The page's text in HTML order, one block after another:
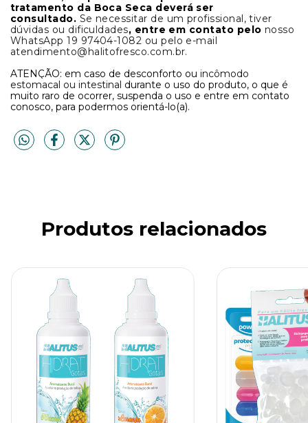
tratamento da Boca Seca deverá ser
consultado. Se necessitar de um profissional, tiver
dúvidas ou dificuldades, entre em contato pelo nosso
WhatsApp 19 97404-1082 ou pelo e-mail
atendimento@halitofresco.com.br.
ATENÇÃO: em caso de desconforto ou incômodo
estomacal ou intestinal durante o uso do produto, o que é
muito raro de ocorrer, suspenda o uso e entre em contato
conosco, para podermos orientá-lo(a).
Produtos relacionados